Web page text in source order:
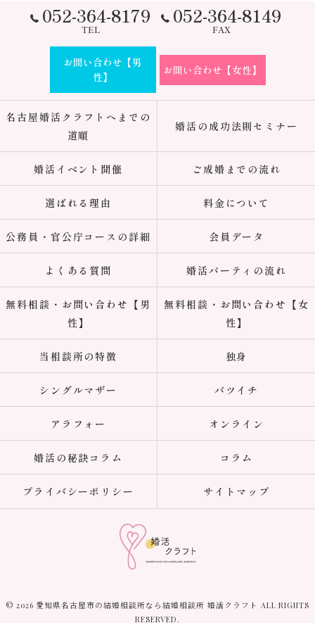
052-364-8179
TEL
052-364-8149
FAX
お問い合わせ【男
性】
お問い合わせ【女性】
名古屋婚活クラフトへまでの
道順
婚活の成功法則セミナー
婚活イベント開催 ご成婚までの流れ
選ばれる理由 料金について
公務員・官公庁コースの詳細 会員データ
よくある質問 婚活パーティの流れ
無料相談・お問い合わせ【男
性】
無料相談・お問い合わせ【女
性】
当相談所の特徴 独身
シングルマザー バツイチ
アラフォー オンライン
婚活の秘訣コラム コラム
プライバシーポリシー サイトマップ
© 2026 愛知県名古屋市の結婚相談所なら結婚相談所 婚活クラフト ALL RIGHTS
RESERVED.